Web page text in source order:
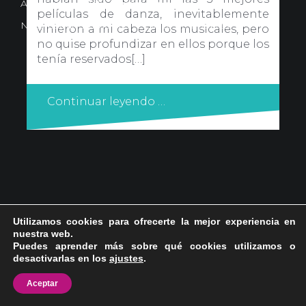
películas de danza, inevitablemente
vinieron a mi cabeza los musicales, pero
no quise profundizar en ellos porque los
tenía reservados[…]
Continuar leyendo …
Avd. Comercial 20 Barañain (Navarra)
Nota Legal·Privacidad ·Política de Cookies
Utilizamos cookies para ofrecerte la mejor experiencia en
nuestra web.
Puedes aprender más sobre qué cookies utilizamos o
desactivarlas en los ajustes.
Aceptar